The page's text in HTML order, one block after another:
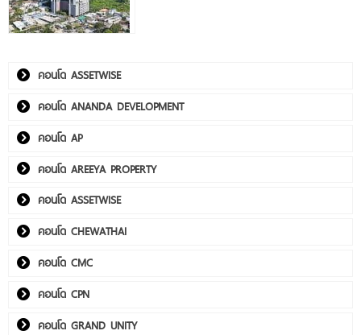
คอนโด ASSETWISE
คอนโด ANANDA DEVELOPMENT
คอนโด AP
คอนโด AREEYA PROPERTY
คอนโด ASSETWISE
คอนโด CHEWATHAI
คอนโด CMC
คอนโด CPN
คอนโด GRAND UNITY